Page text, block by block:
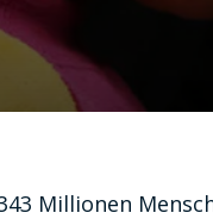
Millionen